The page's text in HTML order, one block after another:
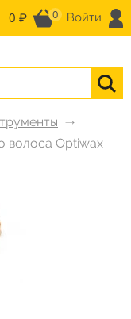
0 ₽ 0 Войти
волоса Optiwax